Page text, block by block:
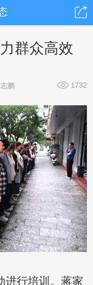
群众高效
鹏 1732
进行培训。蒋家